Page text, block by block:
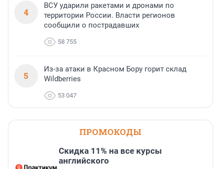
4
ВСУ ударили ракетами и дронами по
территории России. Власти регионов
сообщили о пострадавших
58 755
5
Из-за атаки в Красном Бору горит склад
Wildberries
53 047
ПРОМОКОДЫ
Скидка 11% на все курсы
английского